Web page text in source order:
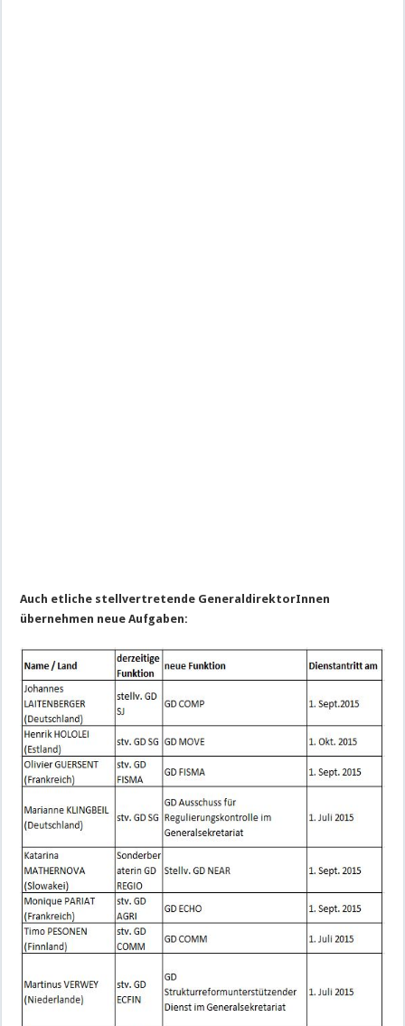
Auch etliche stellvertretende GeneraldirektorInnen
übernehmen neue Aufgaben: